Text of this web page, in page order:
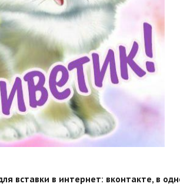
вставки в интернет: вконтакте, в